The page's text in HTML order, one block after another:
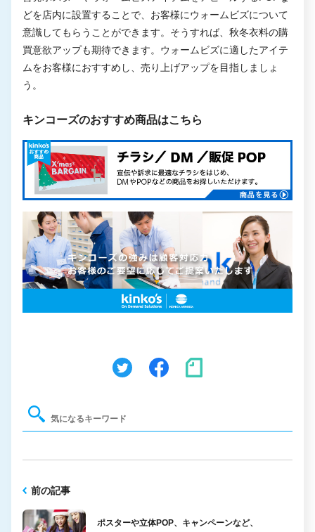
どを店内に設置することで、お客様にウォームビズについて
意識してもらうことができます。そうすれば、秋冬衣料の購
買意欲アップも期待できます。ウォームビズに適したアイテ
ムをお客様におすすめし、売り上げアップを目指しましょ
う。
キンコーズのおすすめ商品はこちら
前の記事
ポスターや立体POP、キャンペーンなど、